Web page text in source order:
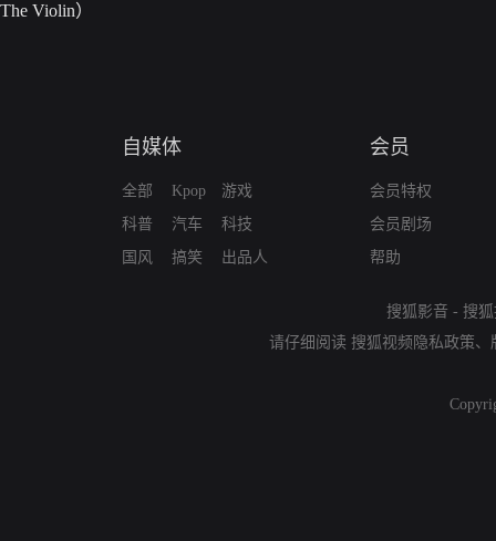
The Violin）
自媒体
全部
科普
国风
Kpop
汽车
搞笑
游戏
科技
出品人
会员
会员特权
会员剧场
帮助
搜狐影音 - 搜
请仔细阅读 搜狐视频隐私政策、